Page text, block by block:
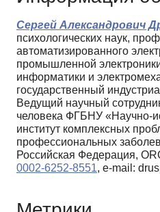
Сергей Александрович
психологических наук,
автоматизированного
промышленной
информатики и
государственный
Ведущий научный
человека ФГБНУ «Научно-
институт комплексных
профессиональных
Российская Федерация,
0002-6252-8551, e-mail: